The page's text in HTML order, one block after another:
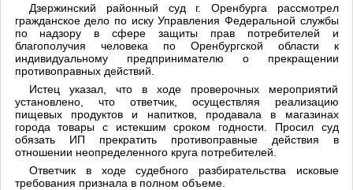
Дзержинский районный суд г. Оренбурга рассмотрел
гражданское дело по иску Управления Федеральной службы
по надзору в сфере защиты прав потребителей и
благополучия человека по Оренбургской области к
индивидуальному предпринимателю о прекращении
противоправных действий.
Истец указал, что в ходе проверочных мероприятий
установлено, что ответчик, осуществляя реализацию
пищевых продуктов и напитков, продавала в магазинах
города товары с истекшим сроком годности. Просил суд
обязать ИП прекратить противоправные действия в
отношении неопределенного круга потребителей.
Ответчик в ходе судебного разбирательства исковые
требования признала в полном объеме.